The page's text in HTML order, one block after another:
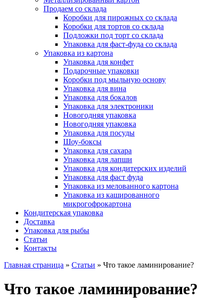
Продаем со склада
Коробки для пирожных со склада
Коробки для тортов со склада
Подложки под торт со склада
Упаковка для фаст-фуда со склада
Упаковка из картона
Упаковка для конфет
Подарочные упаковки
Коробки под мыльную основу
Упаковка для вина
Упаковка для бокалов
Упаковка для электроники
Новогодняя упаковка
Новогодняя упаковка
Упаковка для посуды
Шоу-боксы
Упаковка для сахара
Упаковка для лапши
Упаковка для кондитерских изделий
Упаковка для фаст фуда
Упаковка из мелованного картона
Упаковка из кашированного
микрогофрокартона
Кондитерская упаковка
Доставка
Упаковка для рыбы
Статьи
Контакты
Главная страница » Статьи » Что такое ламинирование?
Что такое ламинирование?